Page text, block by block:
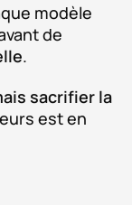
modèle
de
.
sacrifier la
est en